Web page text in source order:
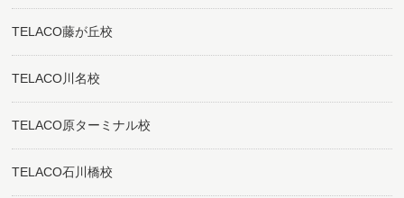
TELACO藤が丘校
TELACO川名校
TELACO原ターミナル校
TELACO石川橋校